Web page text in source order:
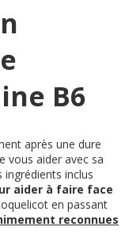
B6
après une dure
vous aider avec sa
inclus
aider à faire face
en passant
reconnues